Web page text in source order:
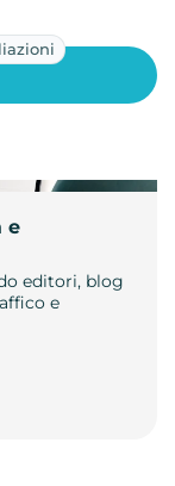
e
editori, blog
e